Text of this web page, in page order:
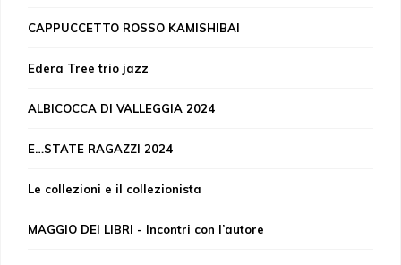
CAPPUCCETTO ROSSO KAMISHIBAI
Edera Tree trio jazz
ALBICOCCA DI VALLEGGIA 2024
E…STATE RAGAZZI 2024
Le collezioni e il collezionista
MAGGIO DEI LIBRI - Incontri con l’autore